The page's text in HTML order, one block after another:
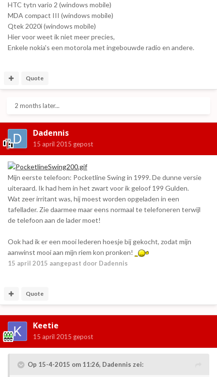
HTC tytn vario 2 (windows mobile)
MDA compact III (windows mobile)
Qtek 2020i (windows mobile)
Hier voor weet ik niet meer precies,
Enkele nokia's een motorola met ingebouwde radio en andere.
Quote
2 months later...
Dadennis
15 april 2015 gepost
Mijn eerste telefoon: Pocketline Swing in 1999. De dunne versie
uiteraard. Ik had hem in het zwart voor ik geloof 199 Gulden.
Wat zeer irritant was, hij moest worden opgeladen in een
tafellader. Zie daarmee maar eens normaal te telefoneren terwijl
de telefoon aan de lader moet!
Ook had ik er een mooi lederen hoesje bij gekocht, zodat mijn
aanwinst mooi aan mijn riem kon pronken!
15 april 2015 aangepast door Dadennis
Quote
Keetie
15 april 2015 gepost
Op 15-4-2015 om 11:26, Dadennis zei: